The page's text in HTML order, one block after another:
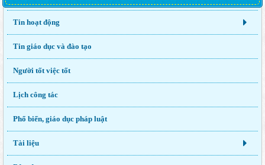
Tin hoạt động
Tin giáo dục và đào tạo
Người tốt việc tốt
Lịch công tác
Phổ biến, giáo dục pháp luật
Tài liệu